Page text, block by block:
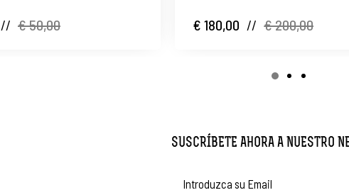
// € 50,00 € 180,00 // € 200,00
SUSCRÍBETE AHORA A NUESTRO